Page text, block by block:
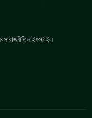
রাজনীতিলাইফস্টাইল